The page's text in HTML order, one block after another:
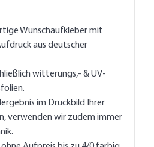
Wunschaufkleber mit
aus deutscher
witterungs,- & UV-
im Druckbild Ihrer
verwenden wir zudem immer